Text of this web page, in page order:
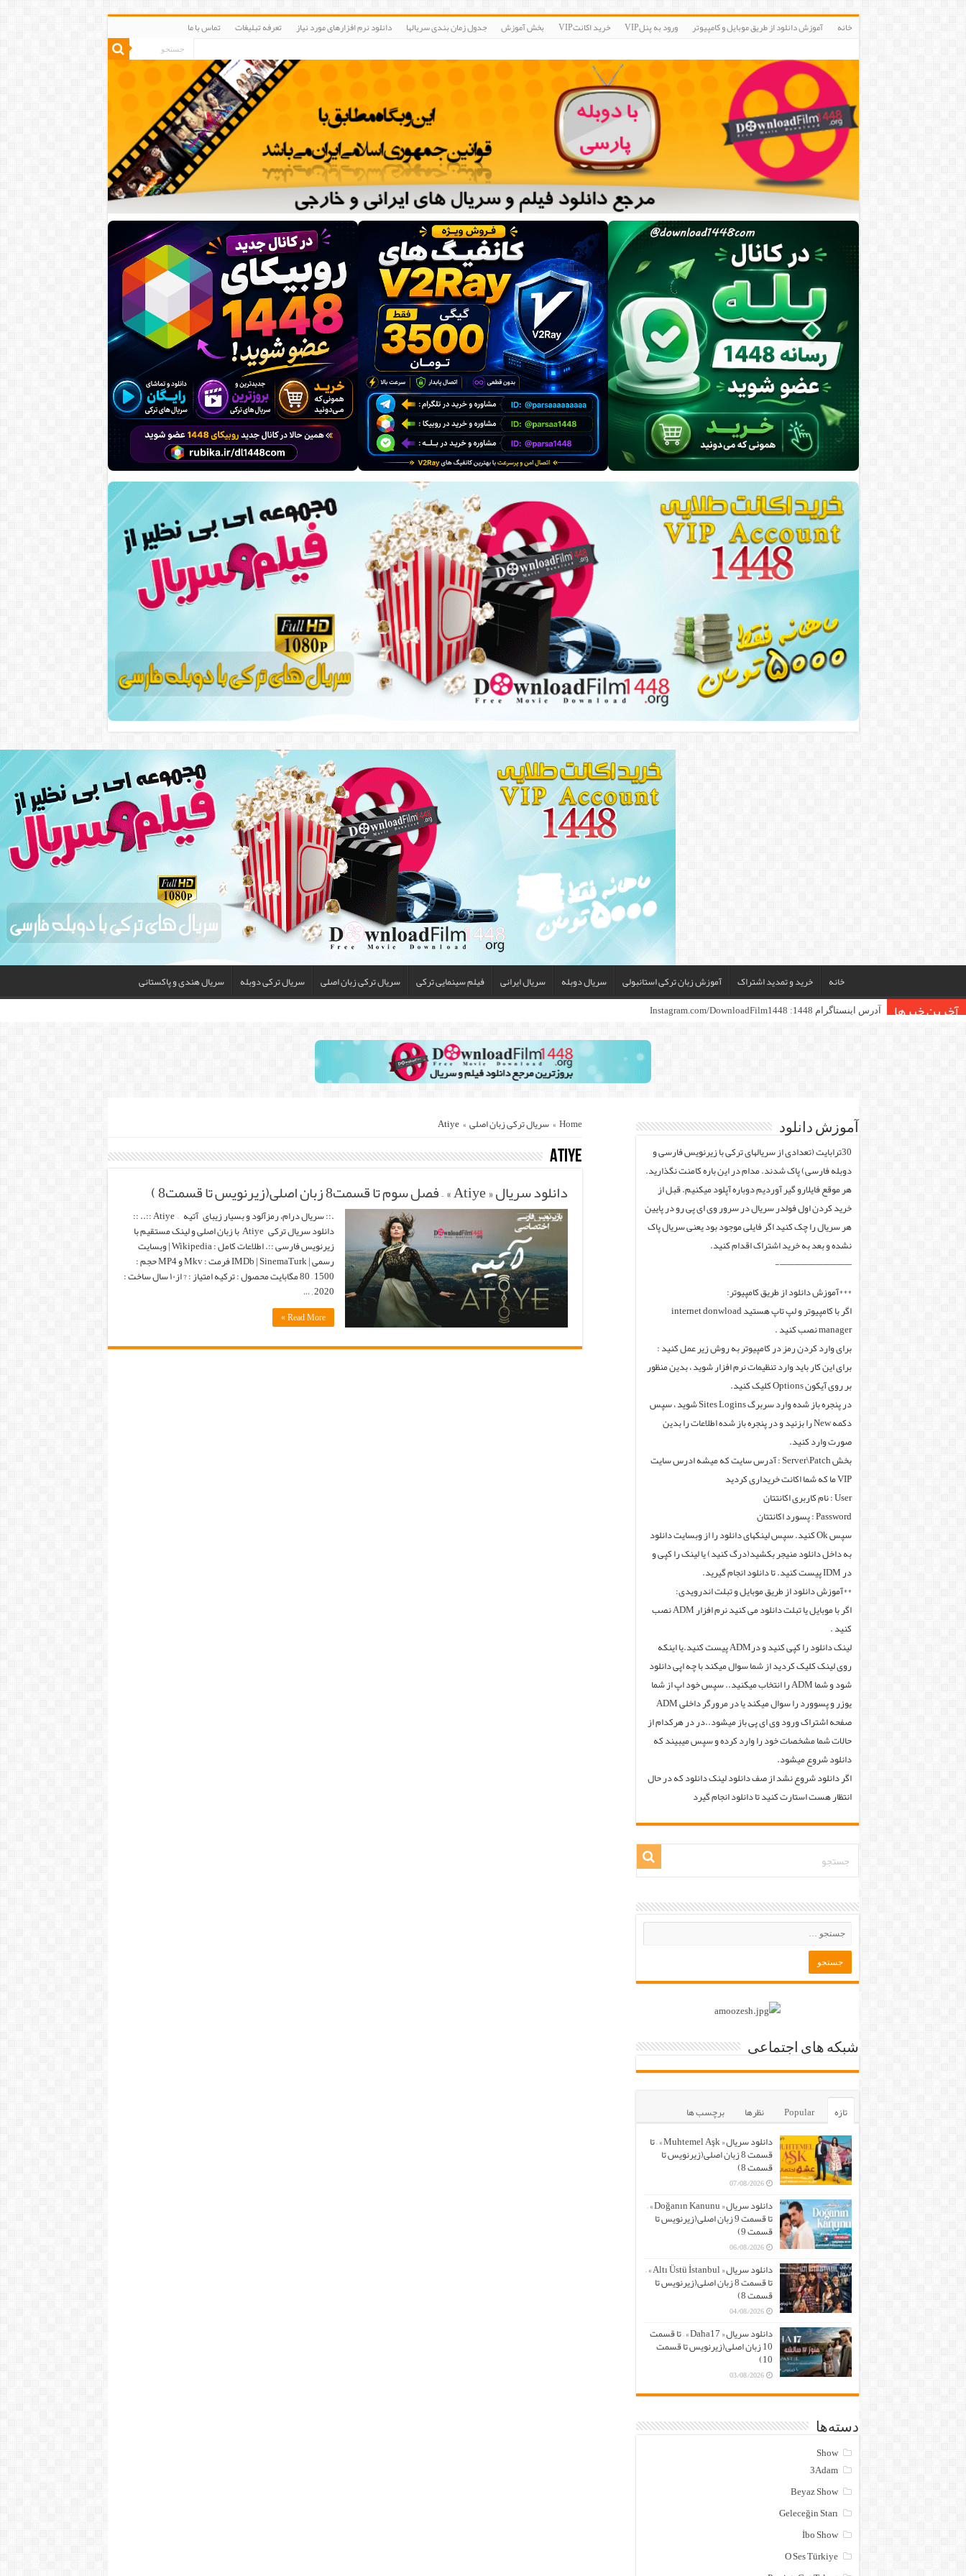
خانه آموزش دانلود از طریق موبایل و کامپیوتر ورود به پنلVIP خرید اکانتVIP بخش آموزش جدول زمان بندی سریالها دانلود نرم افزارهای مورد نیاز تعرفه تبلیغات تماس با ما
خانه خرید و تمدید اشتراک آموزش زبان ترکی استانبولی سریال دوبله سریال ایرانی فیلم سینمایی ترکی سریال ترکی زبان اصلی سریال ترکی دوبله سریال هندی و پاکستانی
آخرین خبرها آدرس اینستاگرام 1448: Instagram.com/DownloadFilm1448
Home
» سریال ترکی زبان اصلی »
Atiye
Atiye
دانلود سریال « Atiye » – فصل سوم تا قسمت8 زبان اصلی(زیرنویس تا قسمت8 )
.:: سریال درام، رمزآلود و بسیار زیبای آتیه – Atiye ::.. ::
دانلود سریال ترکی Atiye با زبان اصلی و لینک مستقیم با
زیرنویس فارسی ::. اطلاعات کامل : Wikipedia | وبسایت
رسمی | IMDb | SinemaTurk فرمت : Mkv و MP4 حجم :
1500 – 80 مگابایت محصول : ترکیه امتیاز : ? از۱۰ سال ساخت :
2020 , …
Read More »
آموزش دانلود
30ترابایت (تعدادی از سریالهای ترکی با زیرنویس فارسی و
دوبله فارسی) پاک شدند. مدام در این باره کامنت نگذارید.
هر موقع فایلارو گیر آوردیم دوباره آپلود میکنیم. قبل از
خرید کردن اول فولدر سریال در سرور وی ای پی رو در پایین
هر سریال را چک کنید اگر فایلی موجود بود یعنی سریال پاک
نشده و بعد به خرید اشتراک اقدام کنید.
——————————-
***آموزش دانلود از طریق کامپیوتر:
اگر با کامپیوتر و لپ تاپ هستید internet donwload
manager نصب کنید .
برای وارد کردن رمز در کامپیوتر به روش زیر عمل کنید :
برای این کار باید وارد تنظیمات نرم افزار شوید ، بدین منظور
بر روی آیکون Options کلیک کنید.
در پنجره باز شده وارد سربرگ Sites Logins شوید ، سپس
دکمه New را بزنید و در پنجره باز شده اطلاعات را بدین
صورت وارد کنید.
بخش Server\Patch : آدرس سایت که میشه ادرس سایت
VIP ما که شما اکانت خریداری کردید
User : نام کاربری اکانتتان
Password : پسورد اکانتتان
سپس Ok کنید. سپس لینکهای دانلود را از وبسایت دانلود
به داخل دانلود منیجر بکشید(درگ کنید) یا لینک را کپی و
در IDM پیست کنید. تا دانلود انجام گیرید.
**آموزش دانلود از طریق موبایل و تبلت اندرویدی:
اگر با موبایل یا تبلت دانلود می کنید نرم افزار ADM نصب
کنید .
لینک دانلود را کپی کنید و درADM پیست کنید.یا اینکه
روی لینک کلیک کردید از شما سوال میکند با چه اپی دانلود
شود و شما ADM را انتخاب میکنید.. سپس خود اپ از شما
یوزر و پسوورد را سوال میکند یا در مرورگر داخلی ADM
صفحه اشتراک ورود وی ای پی باز میشود..در در هرکدام از
حالات شما مشخصات خود را وارد کرده و سپس میبیند که
دانلود شروع میشود.
اگر دانلود شروع نشد از صف دانلود لینک دانلود که در حال
انتظار هست استارت کنید تا دانلود انجام گیرد
شبکه های اجتماعی
تازه Popular نظرها
برچسب ها
دانلود سریال « Muhtemel Aşk » – تا
قسمت 8 زبان اصلی(زیرنویس تا
قسمت 8)
07/08/2026
دانلود سریال « Doğanın Kanunu » –
تا قسمت 9 زبان اصلی(زیرنویس تا
قسمت 9)
06/08/2026
دانلود سریال « Altı Üstü İstanbul » –
تا قسمت 8 زبان اصلی(زیرنویس تا
قسمت 8)
04/08/2026
دانلود سریال « Daha17 » – تا قسمت
10 زبان اصلی(زیرنویس تا قسمت
10)
03/08/2026
دسته‌ها
Show
3Adam
Beyaz Show
Geleceğin Starı
İbo Show
O Ses Türkiye